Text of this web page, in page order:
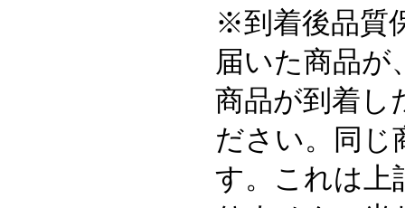
※到着後品質
届いた商品が
商品が到着し
ださい。同じ
す。これは上